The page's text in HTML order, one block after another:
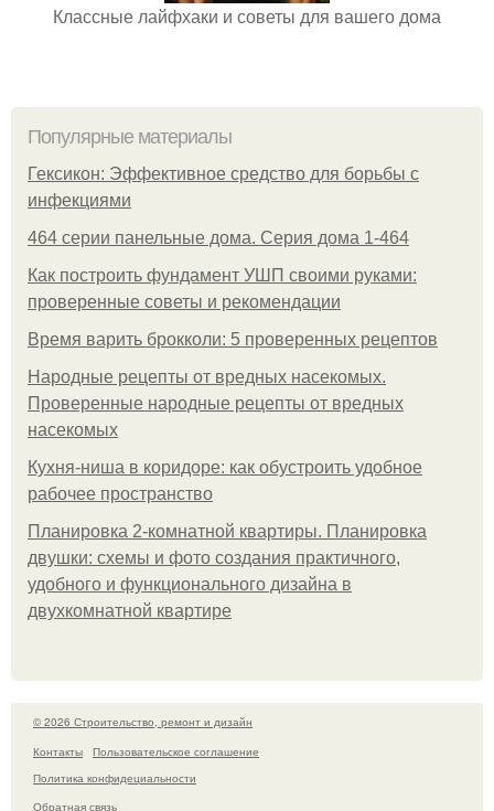
Классные лайфхаки и советы для вашего дома
Популярные материалы
Гексикон: Эффективное средство для борьбы с
инфекциями
464 серии панельные дома. Серия дома 1-464
Как построить фундамент УШП своими руками:
проверенные советы и рекомендации
Время варить брокколи: 5 проверенных рецептов
Народные рецепты от вредных насекомых.
Проверенные народные рецепты от вредных
насекомых
Кухня-ниша в коридоре: как обустроить удобное
рабочее пространство
Планировка 2-комнатной квартиры. Планировка
двушки: схемы и фото создания практичного,
удобного и функционального дизайна в
двухкомнатной квартире
© 2026 Строительство, ремонт и дизайн
Контакты
Пользовательское соглашение
Политика конфидециальности
Обратная связь